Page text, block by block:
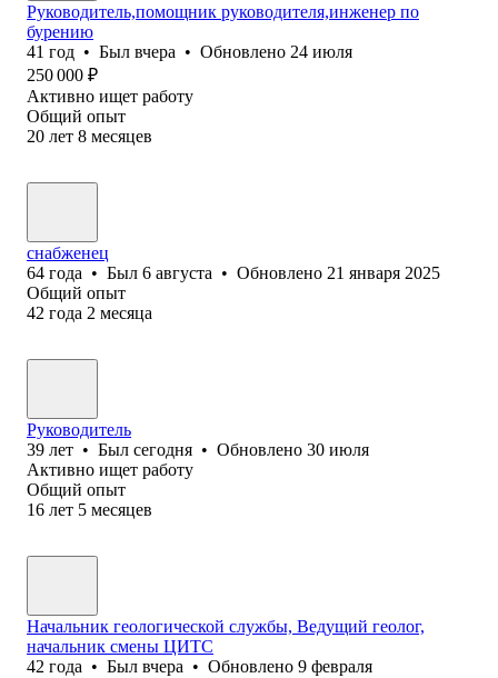
Руководитель,помощник руководителя,инженер по
бурению
41 год • Был вчера • Обновлено 24 июля
250 000 ₽
Активно ищет работу
Общий опыт
20 лет 8 месяцев
снабженец
64 года • Был 6 августа • Обновлено 21 января 2025
Общий опыт
42 года 2 месяца
Руководитель
39 лет • Был сегодня • Обновлено 30 июля
Активно ищет работу
Общий опыт
16 лет 5 месяцев
Начальник геологической службы, Ведущий геолог,
начальник смены ЦИТС
42 года • Был вчера • Обновлено 9 февраля